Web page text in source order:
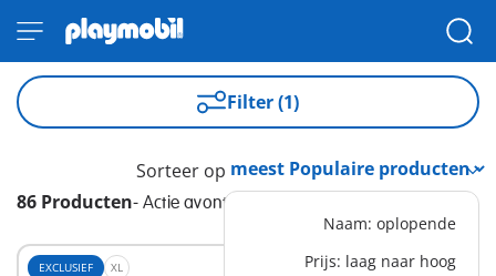
Filter (1)
86 Producten- Actie avontuur
Sorteer op
Naam: oplopende
Prijs: laag naar hoog
EXCLUSIEF XL EXCLUSIEF M